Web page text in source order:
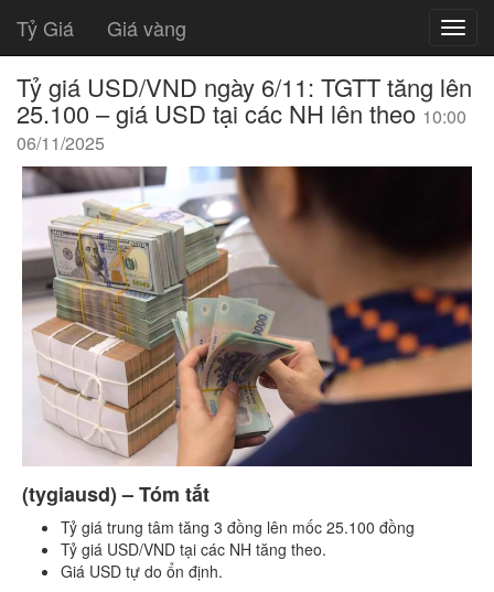
Tỷ Giá Giá vàng
Tỷ giá USD/VND ngày 6/11: TGTT tăng lên
25.100 – giá USD tại các NH lên theo 10:00
06/11/2025
(tygiausd) – Tóm tắt
Tỷ giá trung tâm tăng 3 đồng lên mốc 25.100 đồng
Tỷ giá USD/VND tại các NH tăng theo.
Giá USD tự do ổn định.